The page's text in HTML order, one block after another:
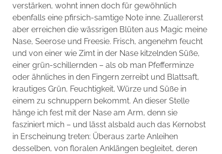
verstärken, wohnt innen doch für gewöhnlich
ebenfalls eine pfirsich-samtige Note inne. Zuallererst
aber erreichen die wässrigen Blüten aus Magic meine
Nase, Seerose und Freesie. Frisch, angenehm feucht
und von einer wie Zimt in der Nase kitzelnden Süße,
einer grün-schillernden – als ob man Pfefferminze
oder ähnliches in den Fingern zerreibt und Blattsaft,
krautiges Grün, Feuchtigkeit, Würze und Süße in
einem zu schnuppern bekommt. An dieser Stelle
hänge ich fest mit der Nase am Arm, denn sie
fasziniert mich – und lässt alsbald auch das Kernobst
in Erscheinung treten: Überaus zarte Anleihen
desselben, von floralen Anklängen begleitet, deren